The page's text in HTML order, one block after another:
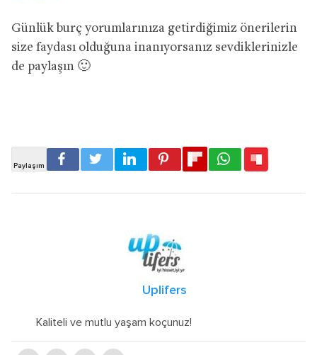
Günlük burç yorumlarınıza getirdiğimiz önerilerin
size faydası olduğuna inanıyorsanız sevdiklerinizle
de paylaşın 🙂
Uplifers
Kaliteli ve mutlu yaşam koçunuz!